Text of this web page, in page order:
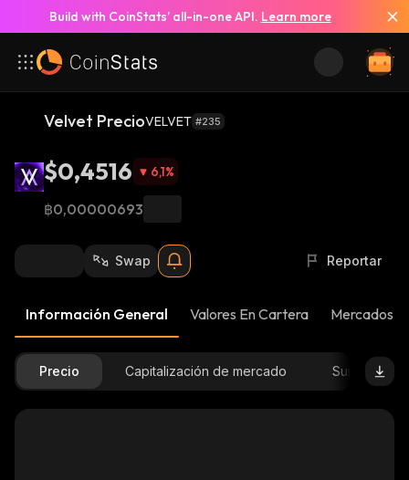
Build with CoinStats’ all-in-one API. Learn more
Velvet PrecioVELVET #235
$0,4516 6,1%
฿0,00000693
Swap Reportar
Información General Valores En Cartera Mercados
Precio Capitalización de mercado Suministro